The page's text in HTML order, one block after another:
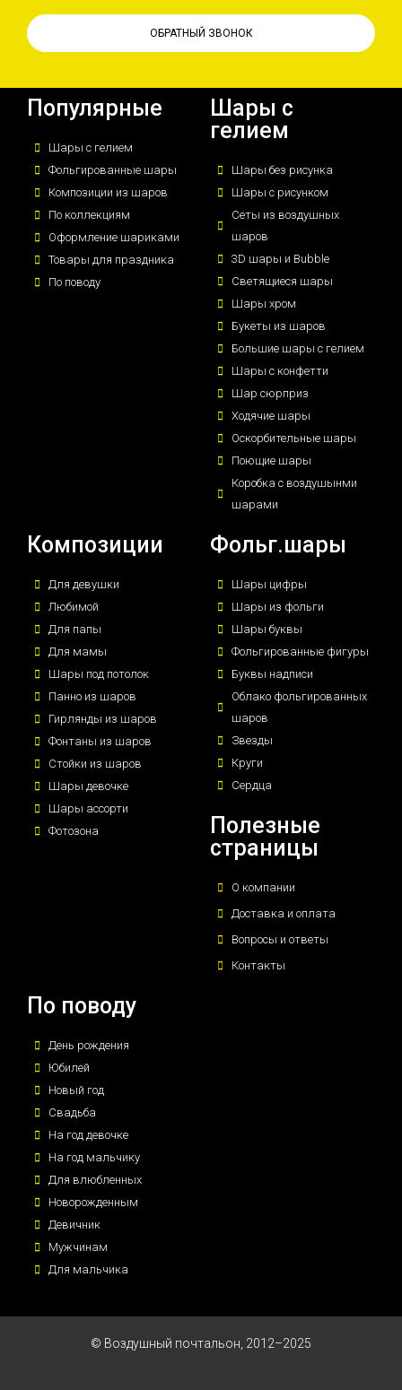
ОБРАТНЫЙ ЗВОНОК
Популярные
Шары с гелием
Фольгированные шары
Композиции из шаров
По коллекциям
Оформление шариками
Товары для праздника
По поводу
Шары с
гелием
Шары без рисунка
Шары с рисунком
Сеты из воздушных
шаров
3D шары и Bubble
Светящиеся шары
Шары хром
Букеты из шаров
Большие шары с гелием
Шары с конфетти
Шар сюрприз
Ходячие шары
Оскорбительные шары
Поющие шары
Коробка с воздушынми
шарами
Композиции
Для девушки
Любимой
Для папы
Для мамы
Шары под потолок
Панно из шаров
Гирлянды из шаров
Фонтаны из шаров
Стойки из шаров
Шары девочке
Шары ассорти
Фотозона
Фольг.шары
Шары цифры
Шары из фольги
Шары буквы
Фольгированные фигуры
Буквы надписи
Облако фольгированных
шаров
Звезды
Круги
Сердца
Полезные
страницы
О компании
Доставка и оплата
Вопросы и ответы
Контакты
По поводу
День рождения
Юбилей
Новый год
Свадьба
На год девочке
На год мальчику
Для влюбленных
Новорожденным
Девичник
Мужчинам
Для мальчика
© Воздушный почтальон, 2012–2025